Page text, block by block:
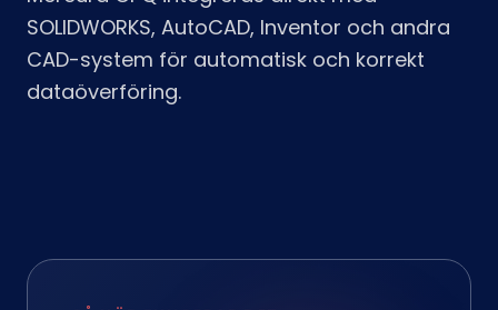
SOLIDWORKS, AutoCAD, Inventor och andra
CAD-system för automatisk och korrekt
dataöverföring.